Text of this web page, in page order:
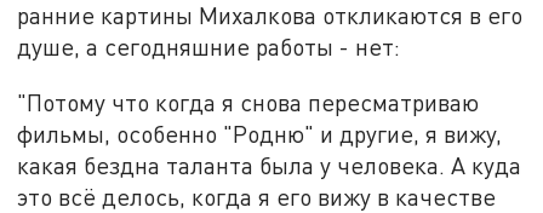
ранние картины Михалкова откликаются в его
душе, а сегодняшние работы - нет:
"Потому что когда я снова пересматриваю
фильмы, особенно "Родню" и другие, я вижу,
какая бездна таланта была у человека. А куда
это всё делось, когда я его вижу в качестве